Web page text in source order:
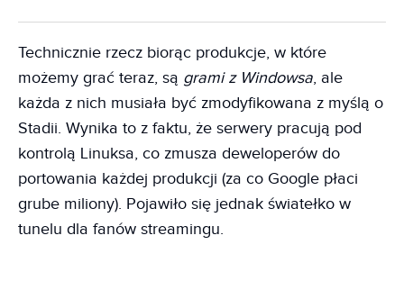
Technicznie rzecz biorąc produkcje, w które
możemy grać teraz, są grami z Windowsa, ale
każda z nich musiała być zmodyfikowana z myślą o
Stadii. Wynika to z faktu, że serwery pracują pod
kontrolą Linuksa, co zmusza deweloperów do
portowania każdej produkcji (za co Google płaci
grube miliony). Pojawiło się jednak światełko w
tunelu dla fanów streamingu.